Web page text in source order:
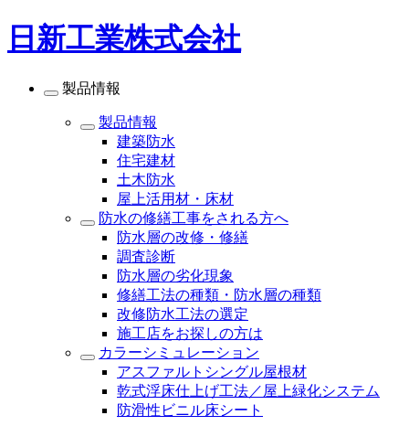
日新工業株式会社
製品情報
製品情報
建築防水
住宅建材
土木防水
屋上活用材・床材
防水の修繕工事をされる方へ
防水層の改修・修繕
調査診断
防水層の劣化現象
修繕工法の種類・防水層の種類
改修防水工法の選定
施工店をお探しの方は
カラーシミュレーション
アスファルトシングル屋根材
乾式浮床仕上げ工法／屋上緑化システム
防滑性ビニル床シート